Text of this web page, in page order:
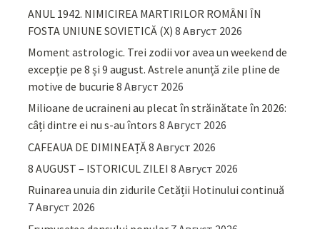
ANUL 1942. NIMICIREA MARTIRILOR ROMÂNI ÎN
FOSTA UNIUNE SOVIETICĂ (X) 8 Август 2026
Moment astrologic. Trei zodii vor avea un weekend de
excepție pe 8 și 9 august. Astrele anunță zile pline de
motive de bucurie 8 Август 2026
Milioane de ucraineni au plecat în străinătate în 2026:
câți dintre ei nu s-au întors 8 Август 2026
CAFEAUA DE DIMINEAȚĂ8 Август 2026
8 AUGUST – ISTORICUL ZILEI 8 Август 2026
Ruinarea unuia din zidurile Cetății Hotinului continuă
7 Август 2026